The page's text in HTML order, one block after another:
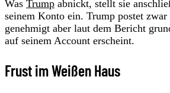
Was Trump abnickt, stellt sie
seinem Konto ein. Trump postet zwar
genehmigt aber laut dem Bericht
auf seinem Account erscheint.
Frust im Weißen Haus